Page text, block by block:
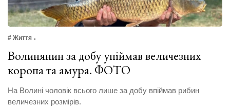
# Життя
Волинянин за добу упіймав величезних
коропа та амура. ФОТО
На Волині чоловік всього лише за добу впіймав рибин
величезних розмірів.